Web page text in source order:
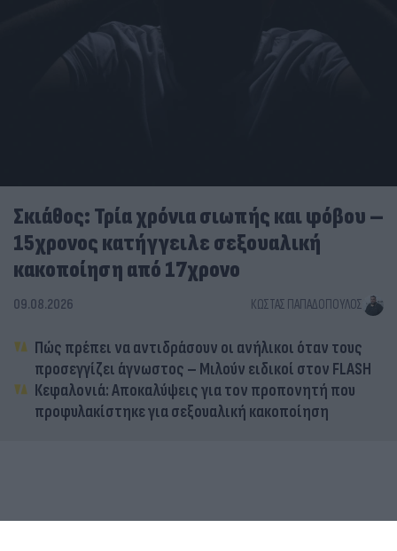
Σκιάθος: Τρία χρόνια σιωπής και φόβου –
15χρονος κατήγγειλε σεξουαλική
κακοποίηση από 17χρονο
09.08.2026 ΚΏΣΤΑΣ ΠΑΠΑΔΌΠΟΥΛΟΣ
Πώς πρέπει να αντιδράσουν οι ανήλικοι όταν τους
προσεγγίζει άγνωστος – Μιλούν ειδικοί στον FLASH
Κεφαλονιά: Αποκαλύψεις για τον προπονητή που
προφυλακίστηκε για σεξουαλική κακοποίηση